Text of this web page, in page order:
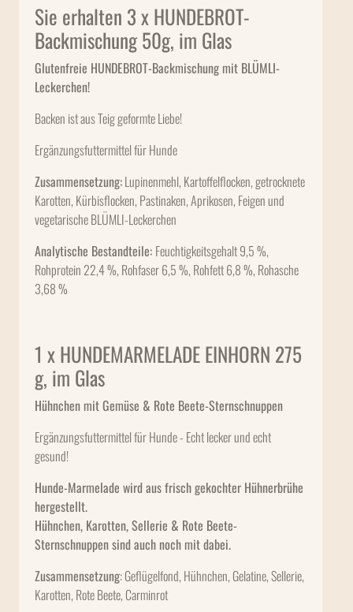
Sie erhalten 3 x HUNDEBROT-
Backmischung 50g, im Glas
Glutenfreie HUNDEBROT-Backmischung mit BLÜMLI-
Leckerchen!
Backen ist aus Teig geformte Liebe!
Ergänzungsfuttermittel für Hunde
Zusammensetzung:Lupinenmehl, Kartoffelflocken, getrocknete
Karotten, Kürbisflocken, Pastinaken, Aprikosen, Feigen und
vegetarische BLÜMLI-Leckerchen
Analytische Bestandteile: Feuchtigkeitsgehalt 9,5 %,
Rohprotein 22,4 %, Rohfaser 6,5 %, Rohfett 6,8 %, Rohasche
3,68 %
1 x HUNDEMARMELADE EINHORN 275
g, im Glas
Hühnchen mit Gemüse & Rote Beete-Sternschnuppen
Ergänzungsfuttermittel für Hunde - Echt lecker und echt
gesund!
Hunde-Marmelade wird aus frisch gekochter Hühnerbrühe
hergestellt.
Hühnchen, Karotten, Sellerie & Rote Beete-
Sternschnuppen sind auch noch mit dabei.
Zusammensetzung: Geflügelfond, Hühnchen, Gelatine, Sellerie,
Karotten, Rote Beete, Carminrot